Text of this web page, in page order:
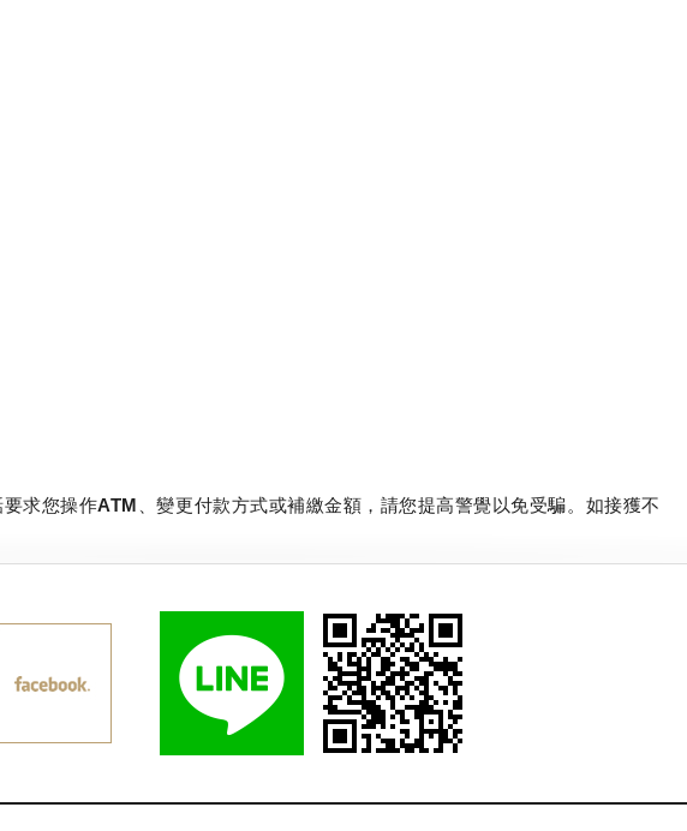
求您操作ATM、變更付款方式或補繳金額，請您提高警覺以免受騙。如接獲不